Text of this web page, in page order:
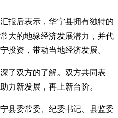
报后表示，华宁县拥有独特的
大的地缘经济发展潜力，并代
投资，带动当地经济发展。
了双方的了解。双方共同表
力新发展，再上新台阶。
县委常委、纪委书记、县监委